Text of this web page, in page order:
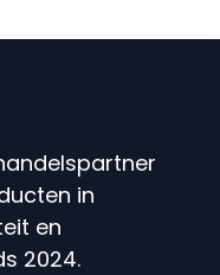
in
en
2024.